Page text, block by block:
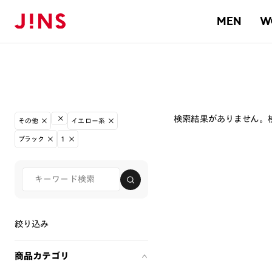
MEN
その他 イエロー系
ブラック 1
絞り込み
商品カテゴリ
検索結果がありません。